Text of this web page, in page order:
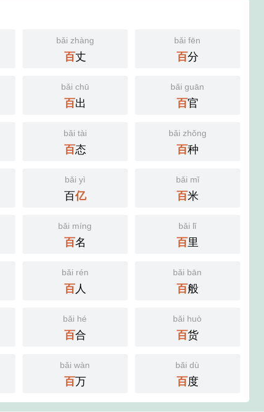
bǎi zhàng
百丈
bǎi fēn
百分
bǎi chū
百出
bǎi guān
百官
bǎi tài
百态
bǎi zhǒng
百种
bǎi yì
百亿
bǎi mǐ
百米
bǎi míng
百名
bǎi lǐ
百里
bǎi rén
百人
bǎi bān
百般
bǎi hé
百合
bǎi huò
百货
bǎi wàn
百万
bǎi dù
百度